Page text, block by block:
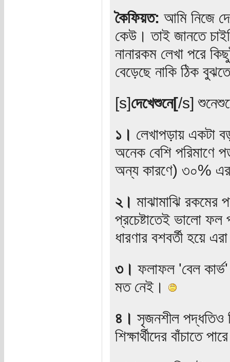
কৈফিয়ত: আমি নিজে
কেউ। তাই জানতে
নানারকম লেখা পরে
বেড়েছে নাকি ঠিক
[s]দেখেশুনে[/s]
১। লেখাপড়ায় একটা
অনেক বেশি পরিমাণে
অন্য কারণে) ৩০% এর
২। মাঝামাঝি রকমের
প্রচেষ্টাতেই ভালো
ধারণার বশবর্তী হয়ে
৩। ফলাফল 'বেল
মত নেই।
৪। সৃজনশীল পদ্ধতিও
শিক্ষার্থীদের বাঁচাতে